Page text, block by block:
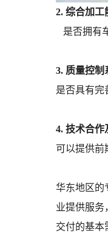
2. 综合加工
是否拥有
3. 质量控制
是否具有完
4. 技术合作
可以提供前
华东地区的
业提供服务
交付的基本